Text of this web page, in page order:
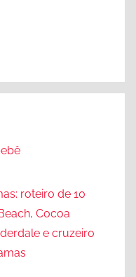
roteiro de 10
Cocoa
e cruzeiro